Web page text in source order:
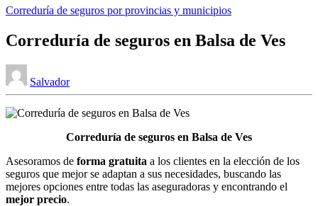
Publicado
Correduría de seguros por provincias y municipios
Correduría de seguros en Balsa de Ves
Publicado
por
Salvador
Correduría de seguros en Balsa de Ves
Asesoramos de forma gratuita a los clientes en la elección de los
seguros que mejor se adaptan a sus necesidades, buscando las
mejores opciones entre todas las aseguradoras y encontrando el
mejor precio.